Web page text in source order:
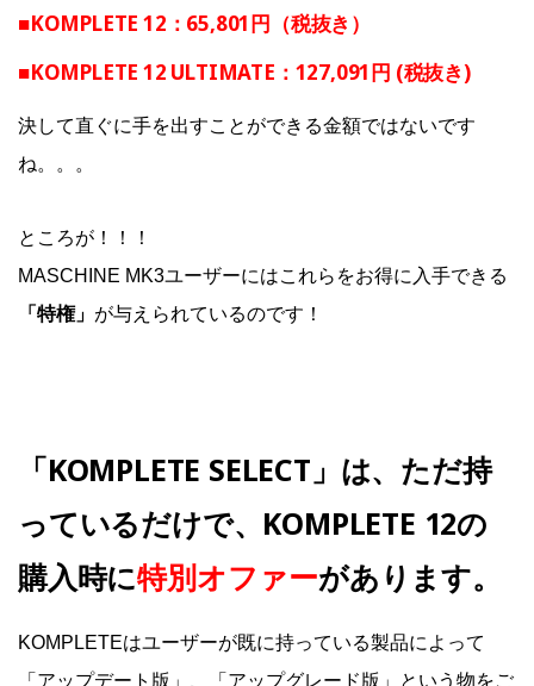
■KOMPLETE 12 ：65,801円（税抜き）
■KOMPLETE 12 ULTIMATE： 127,091円 (税抜き)
決して直ぐに手を出すことができる金額ではないです
ね。。。
ところが！！！
MASCHINE MK3ユーザーにはこれらをお得に入手できる
「特権」 が与えられているのです！
「KOMPLETE SELECT」は、ただ持
っているだけで、KOMPLETE 12の
購入時に特別オファーがあります。
KOMPLETEはユーザーが既に持っている製品によって
「アップデート版」、「アップグレード版」という物をご